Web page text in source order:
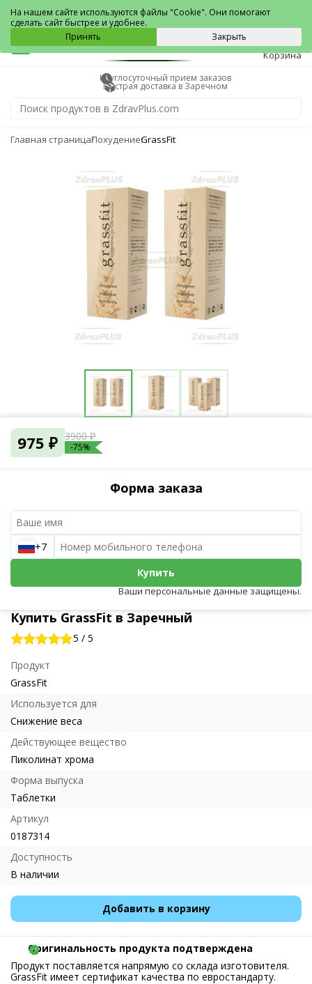
Заречный
0
Корзина
Круглосуточный прием заказов
Быстрая доставка в Заречном
Главная страницаПохудениеGrassFit
Купить GrassFit в Заречный
5 / 5
Продукт
GrassFit
Используется для
Снижение веса
Действующее вещество
Пиколинат хрома
Форма выпуска
Таблетки
Артикул
0187314
Доступность
В наличии
Добавить в корзину
975 ₽ 3900 ₽
-75%
Форма заказа
+7
Купить
Ваши персональные данные защищены.
Оригинальность продукта подтверждена
Продукт поставляется напрямую со склада изготовителя.
GrassFit имеет сертификат качества по евростандарту.
На нашем сайте используются файлы "Cookie". Они помогают
сделать сайт быстрее и удобнее.
Принять
Закрыть